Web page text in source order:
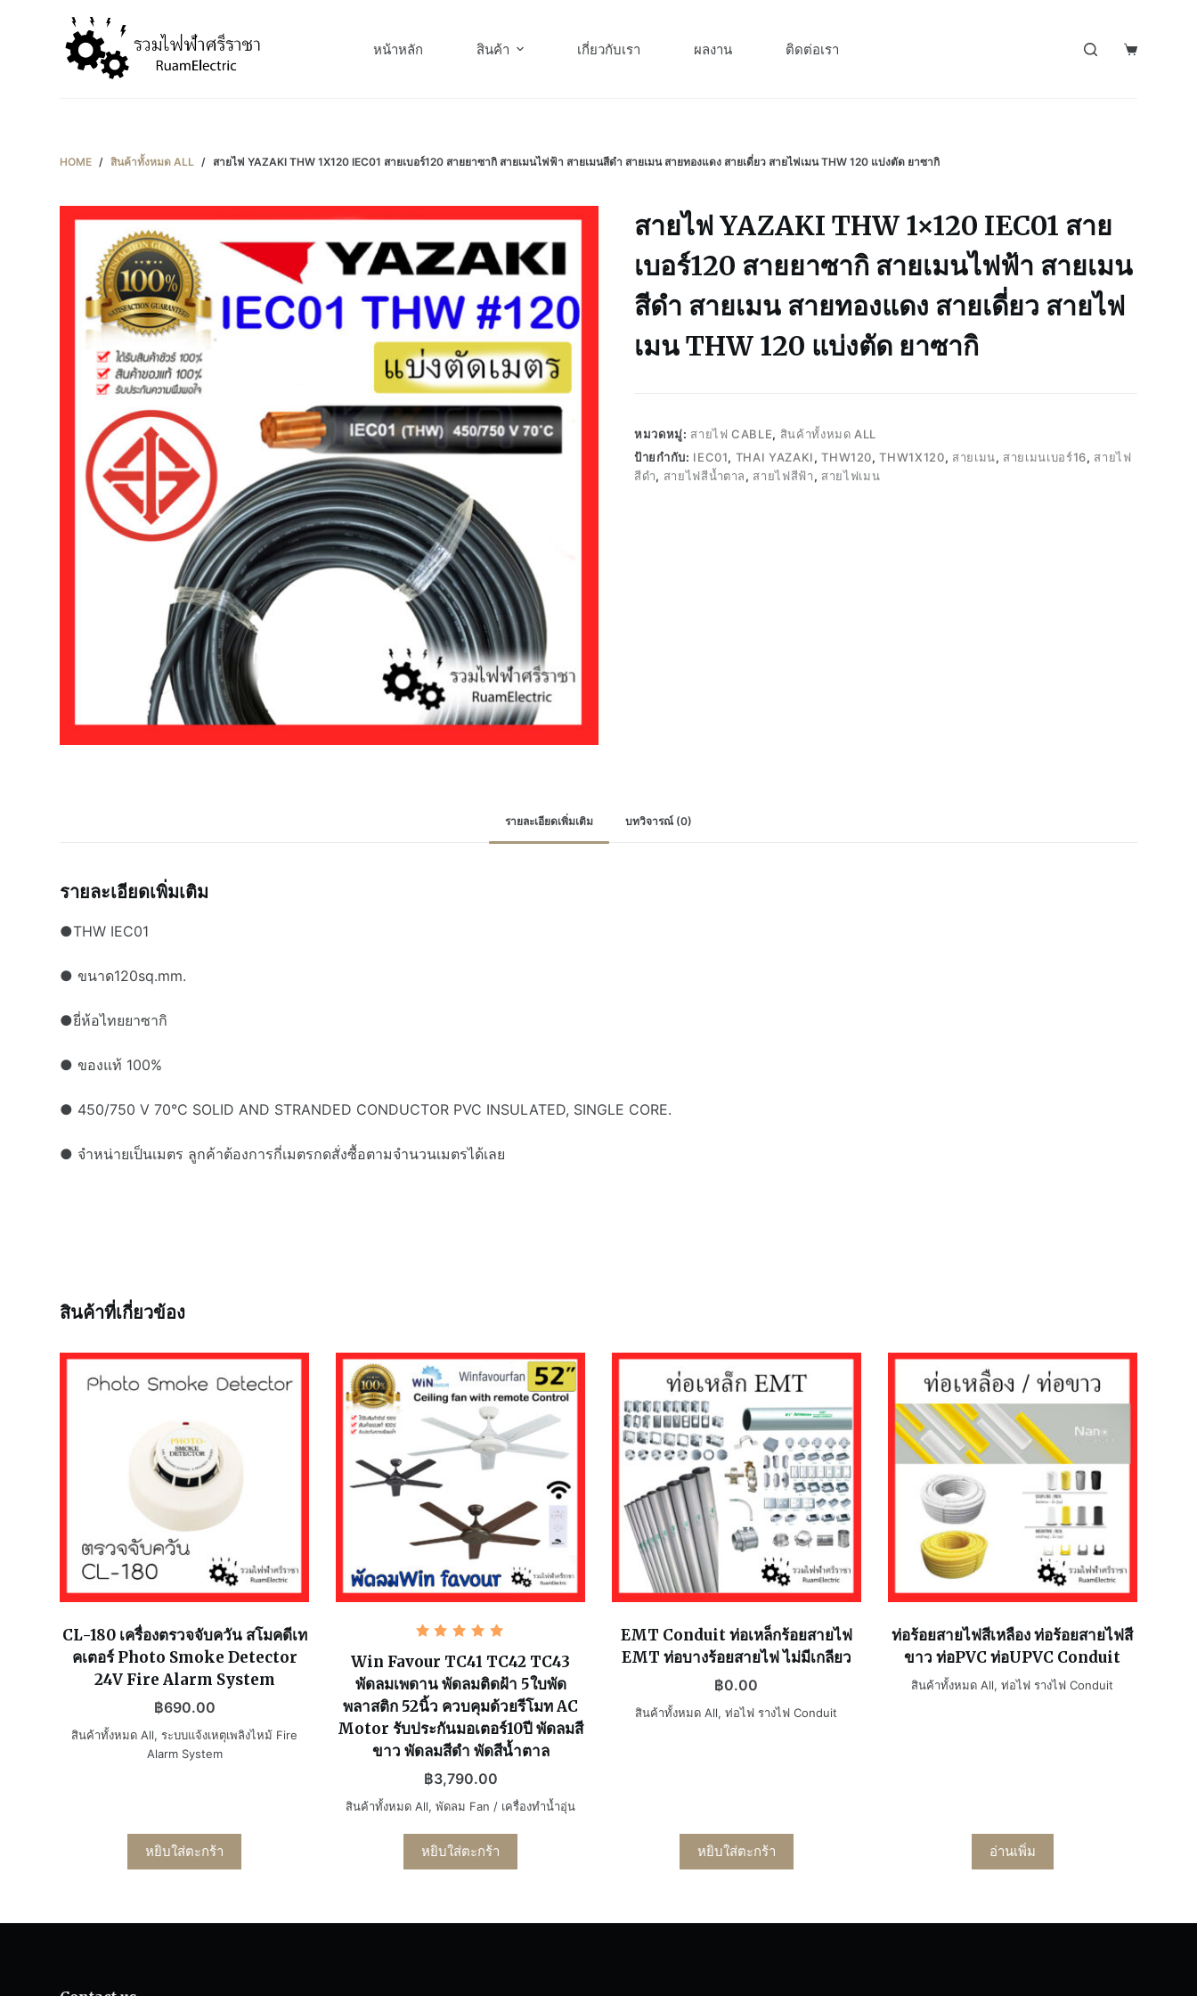
หน้าหลัก สินค้า เกี่ยวกับเรา ผลงาน ติดต่อเรา
HOME / สินค้าทั้งหมด ALL / สายไฟ YAZAKI THW 1X120 IEC01 สายเบอร์120 สายยาซากิ สายเมนไฟฟ้า สายเมนสีดำ สายเมน สายทองแดง สายเดี่ยว สายไฟเมน THW 120 แบ่งตัด ยาซากิ
สายไฟ YAZAKI THW 1×120 IEC01 สาย
เบอร์120 สายยาซากิ สายเมนไฟฟ้า สายเมน
สีดำ สายเมน สายทองแดง สายเดี่ยว สายไฟ
เมน THW 120 แบ่งตัด ยาซากิ
หมวดหมู่: สายไฟ CABLE, สินค้าทั้งหมด ALL
ป้ายกำกับ: IEC01, THAI YAZAKI,THW120,THW1X120, สายเมน, สายเมนเบอร์16, สายไฟ
สีดำ, สายไฟสีน้ำตาล, สายไฟสีฟ้า, สายไฟเมน
รายละเอียดเพิ่มเติม บทวิจารณ์ (0)
รายละเอียดเพิ่มเติม
●THW IEC01
● ขนาด120sq.mm.
●ยี่ห้อไทยยาซากิ
● ของแท้ 100%
● 450/750 V 70°C SOLID AND STRANDED CONDUCTOR PVC INSULATED, SINGLE CORE.
● จำหน่ายเป็นเมตร ลูกค้าต้องการกี่เมตรกดสั่งซื้อตามจำนวนเมตรได้เลย
สินค้าที่เกี่ยวข้อง
CL-180 เครื่องตรวจจับควัน สโมคดีเท
คเตอร์ Photo Smoke Detector
24V Fire Alarm System
฿690.00
สินค้าทั้งหมด All,ระบบแจ้งเหตุเพลิงไหม้ Fire
Alarm System
หยิบใส่ตะกร้า
คะแนน
5.00
ตั้งแต่ 1-
5 คะแนน
Win Favour TC41 TC42 TC43
พัดลมเพดาน พัดลมติดฝ้า 5ใบพัด
พลาสติก 52นิ้ว ควบคุมด้วยรีโมท AC
Motor รับประกันมอเตอร์10ปี พัดลมสี
ขาว พัดลมสีดำ พัดสีน้ำตาล
฿3,790.00
สินค้าทั้งหมด All,พัดลม Fan / เครื่องทำน้ำอุ่น
หยิบใส่ตะกร้า
EMT Conduit ท่อเหล็กร้อยสายไฟ
EMT ท่อบางร้อยสายไฟ ไม่มีเกลียว
฿0.00
สินค้าทั้งหมด All,ท่อไฟ รางไฟ Conduit
หยิบใส่ตะกร้า
ท่อร้อยสายไฟสีเหลือง ท่อร้อยสายไฟสี
ขาว ท่อPVC ท่อUPVC Conduit
สินค้าทั้งหมด All,ท่อไฟ รางไฟ Conduit
อ่านเพิ่ม